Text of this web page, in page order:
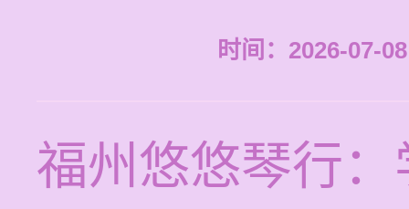
时间：2026-07-
福州悠悠琴行